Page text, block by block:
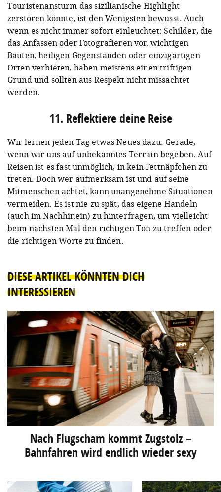
Touristenansturm das sizilianische Highlight
zerstören könnte, ist den Wenigsten bewusst. Auch
wenn es nicht immer sofort einleuchtet: Schilder, die
das Anfassen oder Fotografieren von wichtigen
Bauten, heiligen Gegenständen oder einzigartigen
Orten verbieten, haben meistens einen triftigen
Grund und sollten aus Respekt nicht missachtet
werden.
11. Reflektiere deine Reise
Wir lernen jeden Tag etwas Neues dazu. Gerade,
wenn wir uns auf unbekanntes Terrain begeben. Auf
Reisen ist es fast unmöglich, in kein Fettnäpfchen zu
treten. Doch wer aufmerksam ist und auf seine
Mitmenschen achtet, kann unangenehme Situationen
vermeiden. Es ist nie zu spät, das eigene Handeln
(auch im Nachhinein) zu hinterfragen, um vielleicht
beim nächsten Mal den richtigen Ton zu treffen oder
die richtigen Worte zu finden.
DIESE ARTIKEL KÖNNTEN DICH
INTERESSIEREN
Nach Flugscham kommt Zugstolz –
Bahnfahren wird endlich wieder sexy